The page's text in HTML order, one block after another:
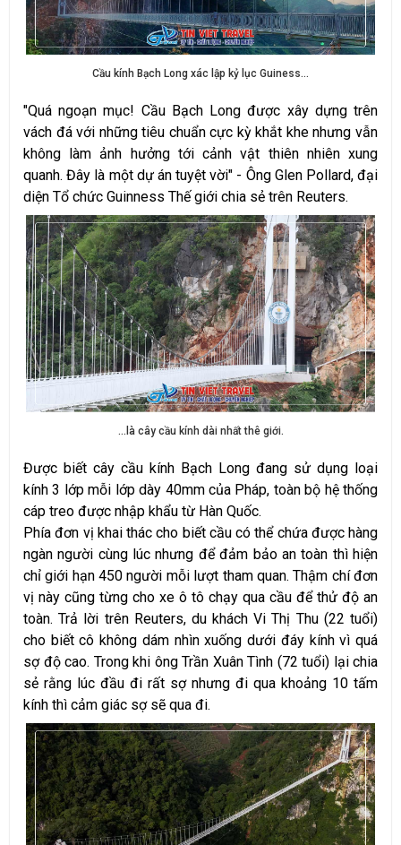
Cầu kính Bạch Long xác lập kỷ lục Guiness...
"Quá ngoạn mục! Cầu Bạch Long được xây dựng trên
vách đá với những tiêu chuẩn cực kỳ khắt khe nhưng vẫn
không làm ảnh hưởng tới cảnh vật thiên nhiên xung
quanh. Đây là một dự án tuyệt vời" - Ông Glen Pollard, đại
diện Tổ chức Guinness Thế giới chia sẻ trên Reuters.
...là cây cầu kính dài nhất thê giới.
Được biết cây cầu kính Bạch Long đang sử dụng loại
kính 3 lớp mỗi lớp dày 40mm của Pháp, toàn bộ hệ thống
cáp treo được nhập khẩu từ Hàn Quốc.
Phía đơn vị khai thác cho biết cầu có thể chứa được hàng
ngàn người cùng lúc nhưng để đảm bảo an toàn thì hiện
chỉ giới hạn 450 người mỗi lượt tham quan. Thậm chí đơn
vị này cũng từng cho xe ô tô chạy qua cầu để thử độ an
toàn. Trả lời trên Reuters, du khách Vi Thị Thu (22 tuổi)
cho biết cô không dám nhìn xuống dưới đáy kính vì quá
sợ độ cao. Trong khi ông Trần Xuân Tình (72 tuổi) lại chia
sẻ rằng lúc đầu đi rất sợ nhưng đi qua khoảng 10 tấm
kính thì cảm giác sợ sẽ qua đi.